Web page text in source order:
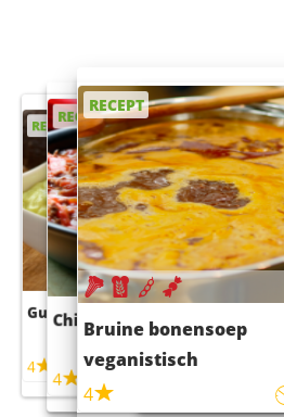
RECEPT
Guacamole
4
RECEPT
Chili con carne
4 45m
RECEPT
Bruine bonensoep
veganistisch
4
RECEPT
Sushi rijstsalade
maaltijdsalade
RECEPT
4